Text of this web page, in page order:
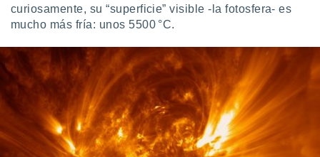
curiosamente, su “superficie” visible -la fotosfera- es
mucho más fría: unos 5500 °C.